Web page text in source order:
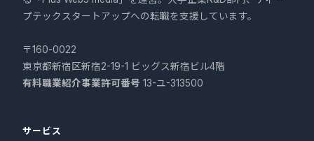
プテックスタートアップへの転職を支援しています。
〒160-0022
東京都新宿区新宿2-19-1 ビッグス新宿ビル4階
有料職業紹介事業許可番号 13-ユ-313500
サービス